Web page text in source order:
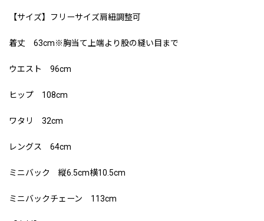
【サイズ】フリーサイズ肩紐調整可
着丈 63cm※胸当て上端より股の縫い目まで
ウエスト 96cm
ヒップ 108cm
ワタリ 32cm
レングス 64cm
ミニバック 縦6.5cm横10.5cm
ミニバックチェーン 113cm